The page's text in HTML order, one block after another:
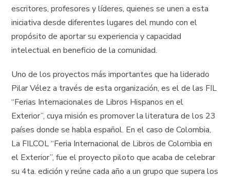
escritores, profesores y líderes, quienes se unen a esta
iniciativa desde diferentes lugares del mundo con el
propósito de aportar su experiencia y capacidad
intelectual en beneficio de la comunidad.
Uno de los proyectos más importantes que ha liderado
Pilar Vélez a través de esta organización, es el de las FIL
“Ferias Internacionales de Libros Hispanos en el
Exterior”, cuya misión es promover la literatura de los 23
países donde se habla español. En el caso de Colombia,
La FILCOL “Feria Internacional de Libros de Colombia en
el Exterior”, fue el proyecto piloto que acaba de celebrar
su 4ta. edición y reúne cada año a un grupo que supera los